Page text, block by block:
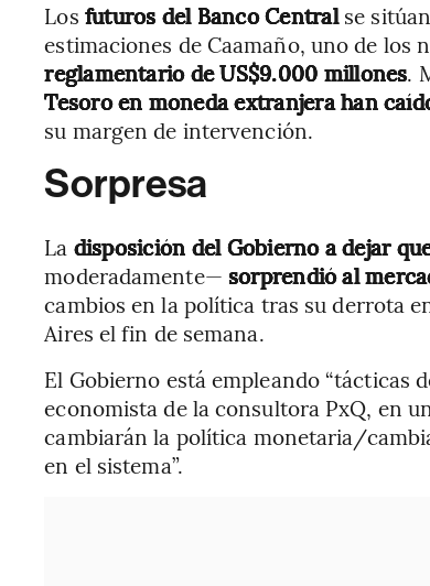
Los futuros del Banco Centralse
estimaciones de Caamaño, uno de
reglamentario de US$9.000 millones.
Tesoro en moneda extranjera han
su margen de intervención.
Sorpresa
La disposición del Gobierno a dejar
moderadamente— sorprendió al
cambios en la política tras su derrota
Aires el fin de semana.
El Gobierno está empleando “tácticas
economista de la consultora PxQ, en
cambiarán la política monetaria/
en el sistema”.